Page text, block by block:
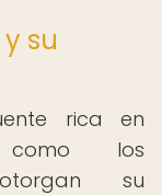
su
rica en
como los
su